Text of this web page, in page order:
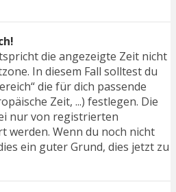
die angezeigte Zeit nicht
In diesem Fall solltest du
die für dich passende
Zeit, ...) festlegen. Die
nur von registrierten
werden. Wenn du noch nicht
ein guter Grund, dies jetzt zu